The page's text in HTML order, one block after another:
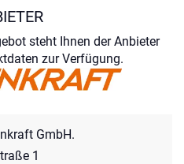
steht Ihnen der Anbieter
zur Verfügung.
GmbH.
1